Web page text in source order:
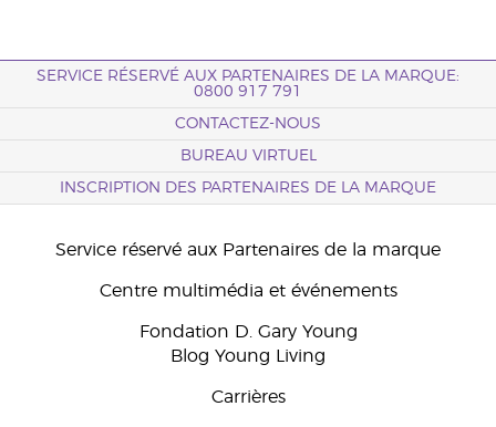
SERVICE RÉSERVÉ AUX PARTENAIRES DE LA MARQUE:
0800 917 791
CONTACTEZ-NOUS
BUREAU VIRTUEL
INSCRIPTION DES PARTENAIRES DE LA MARQUE
Service réservé aux Partenaires de la marque
Centre multimédia et événements
Fondation D. Gary Young
Blog Young Living
Carrières